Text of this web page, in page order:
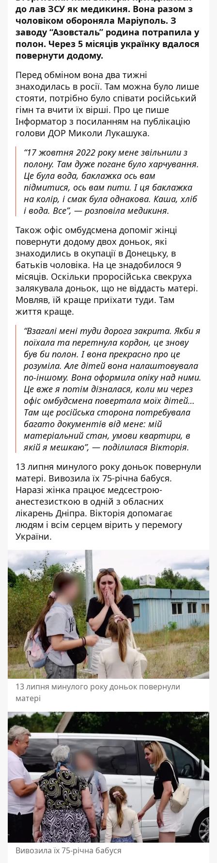
до лав ЗСУ як медикиня. Вона разом з
чоловіком обороняла Маріуполь. З
заводу “Азовсталь” родина потрапила у
полон. Через 5 місяців українку вдалося
повернути додому.
Перед обміном вона два тижні
знаходилась в росії. Там можна було лише
стояти, потрібно було співати російський
гімн та вчити їх вірші. Про це пише
Інформатор з посиланням на публікацію
голови ДОР Миколи Лукашука.
“17 жовтня 2022 року мене звільнили з
полону. Там дуже погане було харчування.
Це була вода, баклажка ось вам
підмитися, ось вам пити. І ця баклажка
на колір, і смак була однакова. Каша, хліб
і вода. Все”, — розповіла медикиня.
Також офіс омбудсмена допоміг жінці
повернути додому двох доньок, які
знаходились в окупації в Донецьку, в
батьків чоловіка. На це знадобилося 9
місяців. Оскільки проросійська свекруха
залякувала доньок, що не віддасть матері.
Мовляв, їй краще приїхати туди. Там
життя краще.
“Взагалі мені туди дорога закрита. Якби я
поїхала та перетнула кордон, це знову
був би полон. І вона прекрасно про це
розуміла. Але дітей вона налаштовувала
по-іншому. Вона оформила опіку над ними.
Це вже я потім дізналася, коли ми через
офіс омбудсмена повертала моїх дітей…
Там ще російська сторона потребувала
багато документів від мене: мій
матеріальний стан, умови квартири, в
якій я мешкаю”, — поділилася Вікторія.
13 липня минулого року доньок повернули
матері. Вивозила їх 75-річна бабуся.
Наразі жінка працює медсестрою-
анестезисткою в одній з обласних
лікарень Дніпра. Вікторія допомагає
людям і всім серцем вірить у перемогу
України.
13 липня минулого року доньок повернули
матері
Вивозила їх 75-річна бабуся